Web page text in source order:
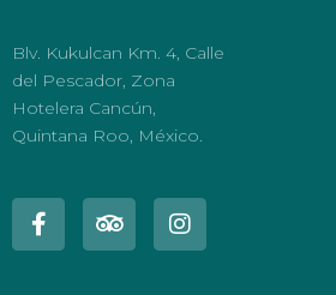
Blv. Kukulcan Km. 4, Calle
del Pescador, Zona
Hotelera Cancún,
Quintana Roo, México.